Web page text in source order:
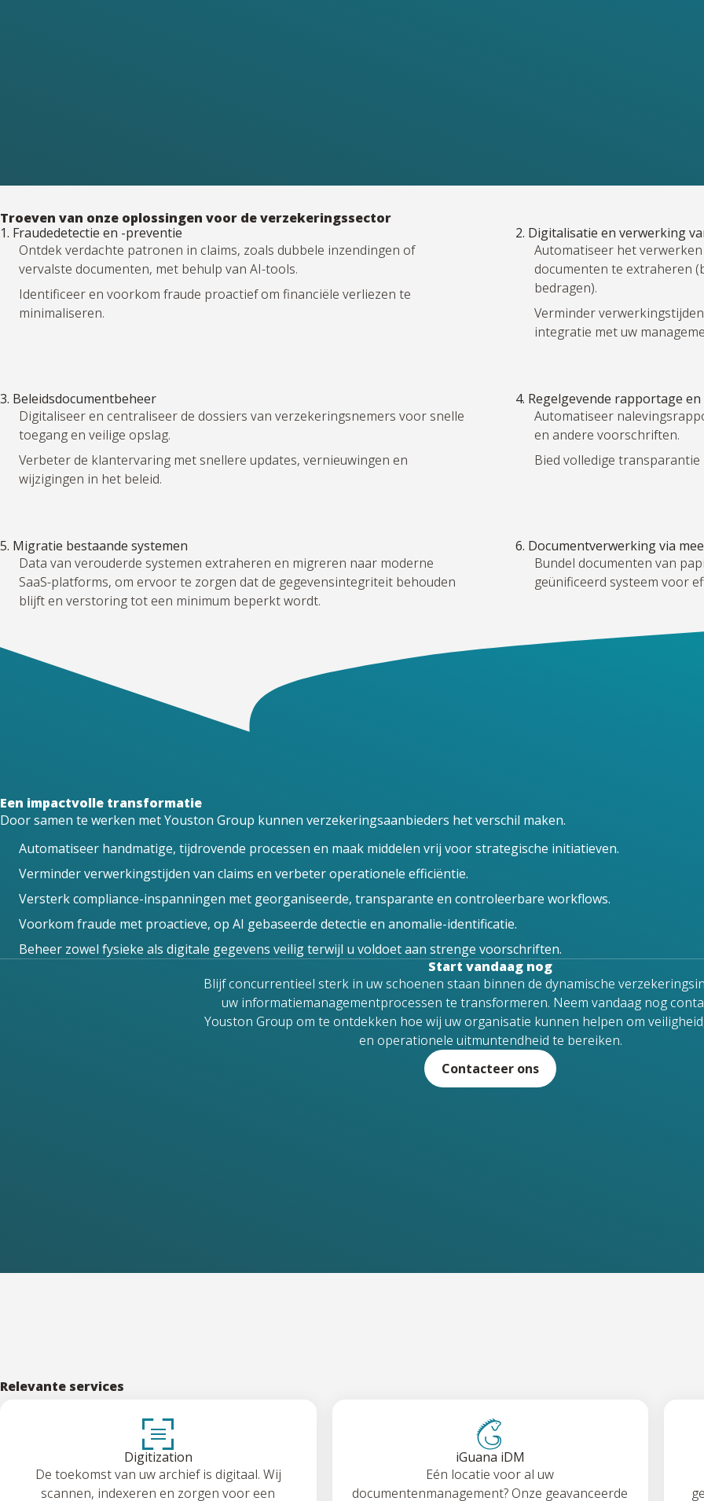
Troeven van onze oplossingen voor de verzekeringssector
1. Fraudedetectie en -preventie
Ontdek verdachte patronen in claims, zoals dubbele inzendingen of
vervalste documenten, met behulp van AI-tools.
Identificeer en voorkom fraude proactief om financiële verliezen te
minimaliseren.
2. Digitalisatie en verwerking
Automatiseer het
documenten te extraheren
bedragen).
Verminder
integratie met uw
3. Beleidsdocumentbeheer
Digitaliseer en centraliseer de dossiers van verzekeringsnemers voor snelle
toegang en veilige opslag.
Verbeter de klantervaring met snellere updates, vernieuwingen en
wijzigingen in het beleid.
4. Regelgevende rapportage
Automatiseer
en andere voorschriften.
Bied volledige
5. Migratie bestaande systemen
Data van verouderde systemen extraheren en migreren naar moderne
SaaS-platforms, om ervoor te zorgen dat de gegevensintegriteit behouden
blijft en verstoring tot een minimum beperkt wordt.
6. Documentverwerking via
Bundel documenten van
geünificeerd systeem voor
Een impactvolle transformatie
Door samen te werken met Youston Group kunnen verzekeringsaanbieders het verschil maken.
Automatiseer handmatige, tijdrovende processen en maak middelen vrij voor strategische initiatieven.
Verminder verwerkingstijden van claims en verbeter operationele efficiëntie.
Versterk compliance-inspanningen met georganiseerde, transparante en controleerbare workflows.
Voorkom fraude met proactieve, op AI gebaseerde detectie en anomalie-identificatie.
Beheer zowel fysieke als digitale gegevens veilig terwijl u voldoet aan strenge voorschriften.
Start vandaag nog
Blijf concurrentieel sterk in uw schoenen staan binnen de dynamische
uw informatiemanagementprocessen te transformeren. Neem vandaag nog
Youston Group om te ontdekken hoe wij uw organisatie kunnen helpen om
en operationele uitmuntendheid te bereiken.
Contacteer ons
Relevante services
Digitization
De toekomst van uw archief is digitaal. Wij
scannen, indexeren en zorgen voor een
iGuana iDM
Eén locatie voor al uw
documentenmanagement? Onze geavanceerde